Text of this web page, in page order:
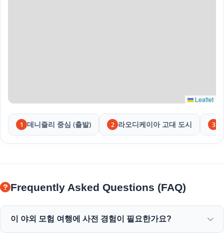
Leaflet
1 데니즐리 중심 (출발) 2 라오디케이아 고대 도시 3
Frequently Asked Questions (FAQ)
이 야외 모험 여행에 사전 경험이 필요한가요?